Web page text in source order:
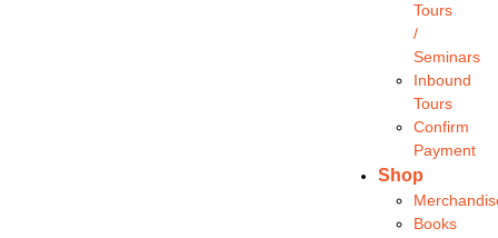
Tours
/
Seminars
Inbound
Tours
Confirm
Payment
Shop
Books